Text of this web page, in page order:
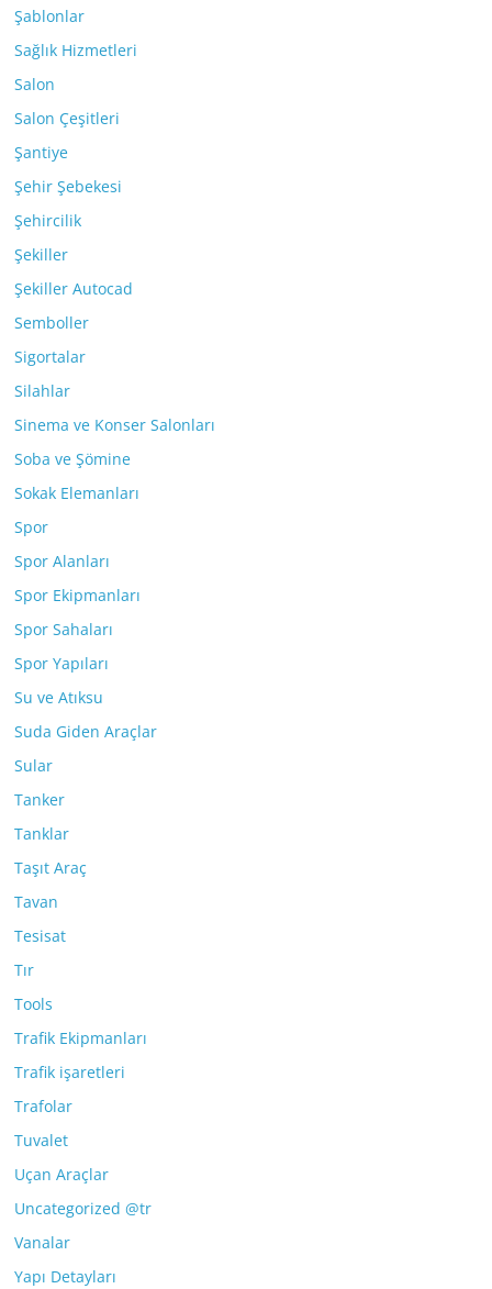
Şablonlar
Sağlık Hizmetleri
Salon
Salon Çeşitleri
Şantiye
Şehir Şebekesi
Şehircilik
Şekiller
Şekiller Autocad
Semboller
Sigortalar
Silahlar
Sinema ve Konser Salonları
Soba ve Şömine
Sokak Elemanları
Spor
Spor Alanları
Spor Ekipmanları
Spor Sahaları
Spor Yapıları
Su ve Atıksu
Suda Giden Araçlar
Sular
Tanker
Tanklar
Taşıt Araç
Tavan
Tesisat
Tır
Tools
Trafik Ekipmanları
Trafik işaretleri
Trafolar
Tuvalet
Uçan Araçlar
Uncategorized @tr
Vanalar
Yapı Detayları